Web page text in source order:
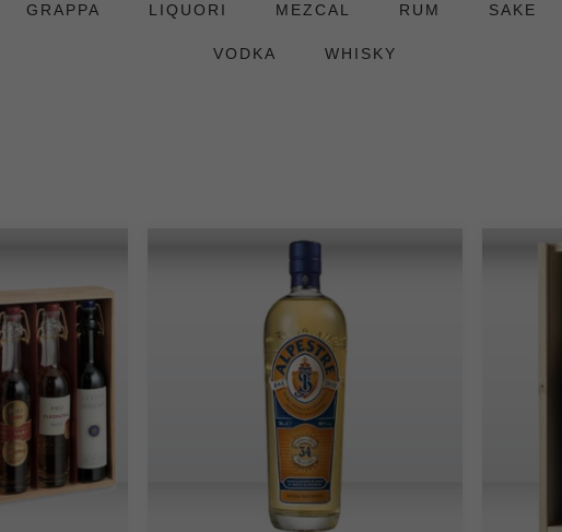
GRAPPA LIQUORI MEZCAL RUM SAKE
VODKA WHISKY